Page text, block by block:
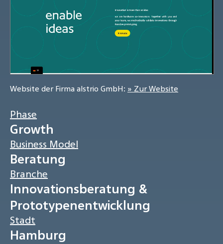
Website der Firma alstrio GmbH: » Zur Website
Phase
Growth
Business Model
Beratung
Branche
Innovationsberatung &
Prototypenentwicklung
Stadt
Hamburg